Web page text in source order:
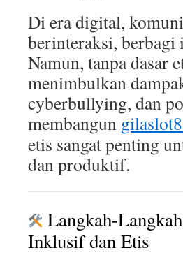
Di era digital,
berinteraksi, berbagi
Namun, tanpa dasar
menimbulkan
cyberbullying, dan
membangun
etis sangat penting
dan produktif.
Langkah-
Inklusif dan Etis